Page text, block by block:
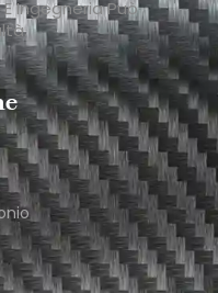
Ingegneria Può